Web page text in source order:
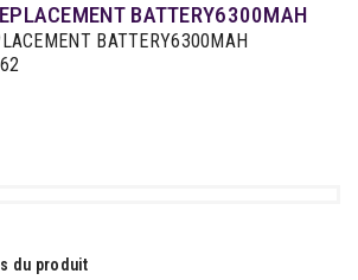
BATTERY6300MAH
BATTERY6300MAH
du produit